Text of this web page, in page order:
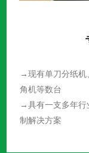
→现有单刀分纸机
角机等数台
→具有一支多年行
制解决方案